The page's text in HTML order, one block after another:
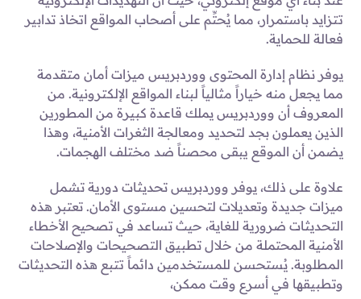
تتزايد باستمرار، مما يُحتِّم على أصحاب المواقع اتخاذ تدابير
فعالة للحماية.
يوفر نظام إدارة المحتوى ووردبريس ميزات أمان متقدمة
مما يجعل منه خياراً مثالياً لبناء المواقع الإلكترونية. من
المعروف أن ووردبريس يملك قاعدة كبيرة من المطورين
الذين يعملون بجد لتحديد ومعالجة الثغرات الأمنية، وهذا
يضمن أن الموقع يبقى محصناً ضد مختلف الهجمات.
علاوة على ذلك، يوفر ووردبريس تحديثات دورية تشمل
ميزات جديدة وتعديلات لتحسين مستوى الأمان. تعتبر هذه
التحديثات ضرورية للغاية، حيث تساعد في تصحيح الأخطاء
الأمنية المحتملة من خلال تطبيق التصحيحات والإصلاحات
المطلوبة. يُستحسن للمستخدمين دائماً تتبع هذه التحديثات
وتطبيقها في أسرع وقت ممكن،